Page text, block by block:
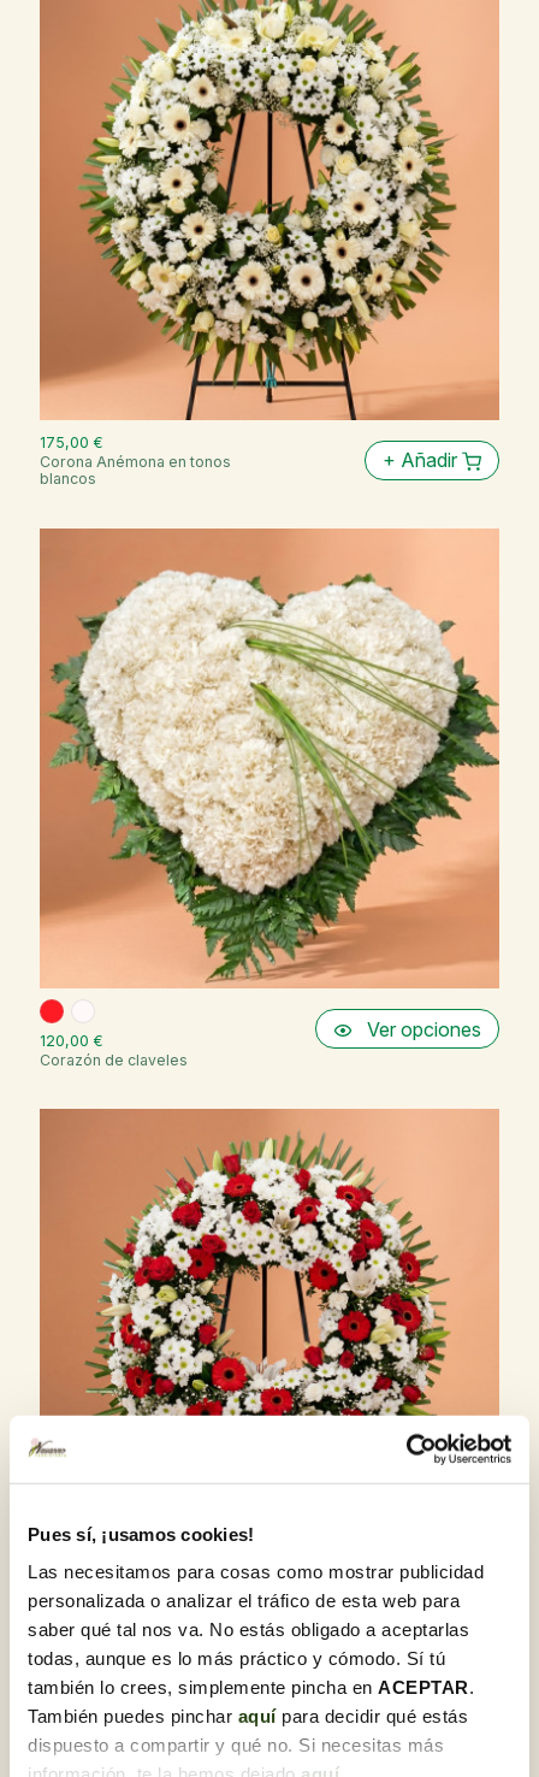
Pues sí, ¡usamos cookies!
Las necesitamos para cosas como mostrar publicidad
personalizada o analizar el tráfico de esta web para
saber qué tal nos va. No estás obligado a aceptarlas
todas, aunque es lo más práctico y cómodo. Sí tú
también lo crees, simplemente pincha en ACEPTAR.
También puedes pinchar aquípara decidir qué estás
dispuesto a compartir y qué no. Si necesitas más
175,00 €
Corona Anémona en tonos
blancos
+ Añadir
120,00 €
Corazón de claveles
Ver opciones
175,00 €
Corona Anémona en blancos y
rojos
+ Añadir